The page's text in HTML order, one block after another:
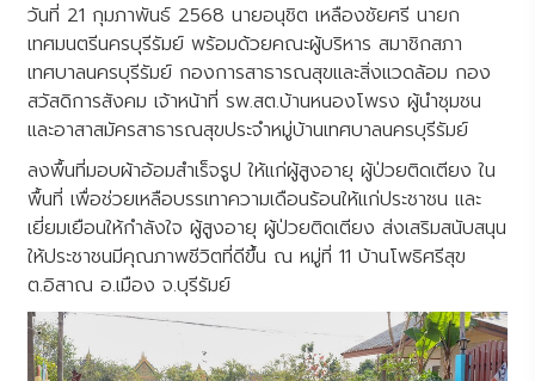
วันที่ 21 กุมภาพันธ์ 2568 นายอนุชิต เหลืองชัยศรี นายก
เทศมนตรีนครบุรีรัมย์ พร้อมด้วยคณะผู้บริหาร สมาชิกสภา
เทศบาลนครบุรีรัมย์ กองการสาธารณสุขและสิ่งแวดล้อม กอง
สวัสดิการสังคม เจ้าหน้าที่ รพ.สต.บ้านหนองโพรง ผู้นำชุมชน
และอาสาสมัครสาธารณสุขประจำหมู่บ้านเทศบาลนครบุรีรัมย์
ลงพื้นที่มอบผ้าอ้อมสำเร็จรูป ให้แก่ผู้สูงอายุ ผู้ป่วยติดเตียง ใน
พื้นที่ เพื่อช่วยเหลือบรรเทาความเดือนร้อนให้แก่ประชาชน และ
เยี่ยมเยือนให้กำลังใจ ผู้สูงอายุ ผู้ป่วยติดเตียง ส่งเสริมสนับสนุน
ให้ประชาชนมีคุณภาพชีวิตที่ดีขึ้น ณ หมู่ที่ 11 บ้านโพธิศรีสุข
ต.อิสาณ อ.เมือง จ.บุรีรัมย์